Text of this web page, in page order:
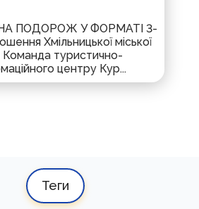
ПОДОРОЖ У ФОРМАТІ 3-
Хмільницької міської
Команда туристично-
центру Кур...
Теги